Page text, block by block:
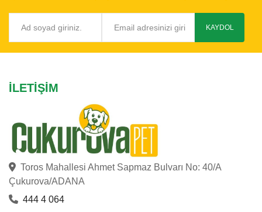
KAYDOL
İLETIŞIM
Toros Mahallesi Ahmet Sapmaz Bulvarı No: 40/A
Çukurova/ADANA
444 4 064